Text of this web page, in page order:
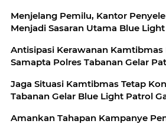
Menjelang Pemilu, Kantor
Menjadi Sasaran Utama Blue
Antisipasi Kerawanan Kamtibmas
Samapta Polres Tabanan Gelar
Jaga Situasi Kamtibmas Tetap
Tabanan Gelar Blue Light Patrol
Amankan Tahapan Kampanye